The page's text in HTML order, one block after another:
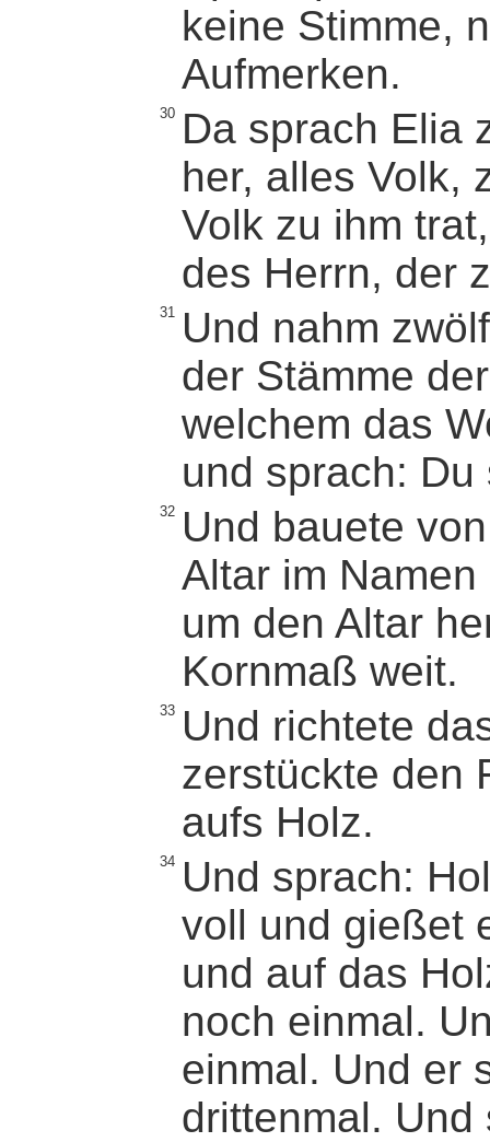
keine Stimme,
Aufmerken.
30 Da sprach Elia
her, alles Volk,
Volk zu ihm
des Herrn, der
31 Und nahm
der Stämme
welchem das
und sprach:
32 Und bauete
Altar im
um den Altar
Kornmaß weit.
33 Und richtete
zerstückte den
aufs Holz.
34 Und sprach:
voll und gießet
und auf das
noch einmal.
einmal. Und er
drittenmal.